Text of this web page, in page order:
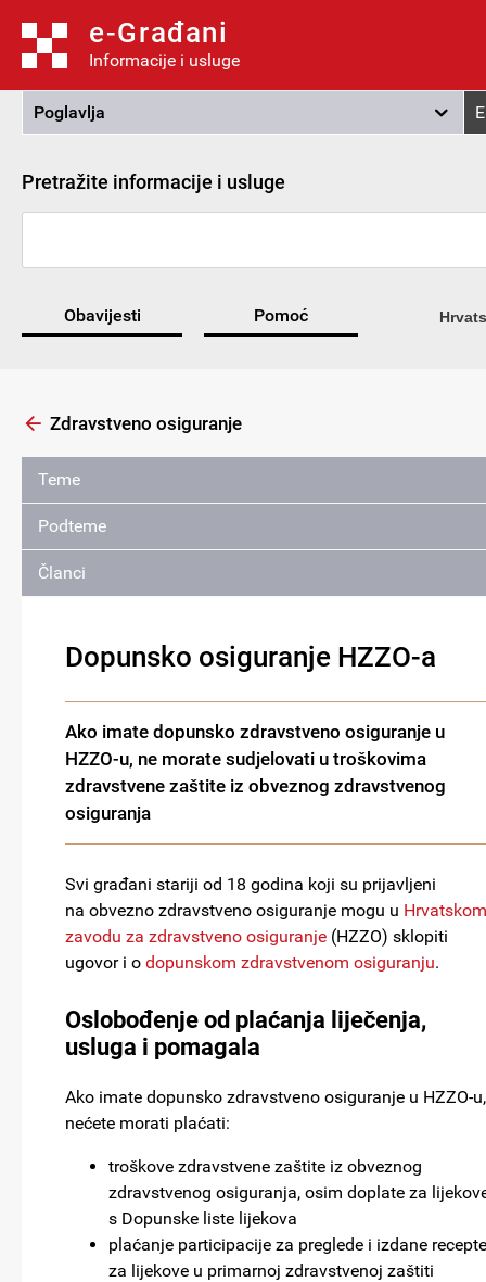
e-Građani
Informacije i usluge
Poglavlja
Pretražite informacije i usluge
Obavijesti Pomoć
Zdravstveno osiguranje
Teme
Podteme
Članci
Dopunsko osiguranje HZZO-a
Ako imate dopunsko zdravstveno osiguranje u
HZZO-u, ne morate sudjelovati u troškovima
zdravstvene zaštite iz obveznog zdravstvenog
osiguranja
Svi građani stariji od 18 godina koji su prijavljeni
na obvezno zdravstveno osiguranje mogu u Hrvatskom
zavodu za zdravstveno osiguranje (HZZO) sklopiti
ugovor i o dopunskom zdravstvenom osiguranju.
Oslobođenje od plaćanja liječenja,
usluga i pomagala
Ako imate dopunsko zdravstveno osiguranje u HZZO-u,
nećete morati plaćati:
troškove zdravstvene zaštite iz obveznog
zdravstvenog osiguranja, osim doplate za
s Dopunske liste lijekova
plaćanje participacije za preglede i izdane recepte
za lijekove u primarnoj zdravstvenoj zaštiti